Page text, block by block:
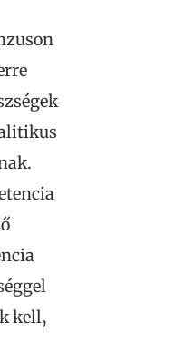
kell,